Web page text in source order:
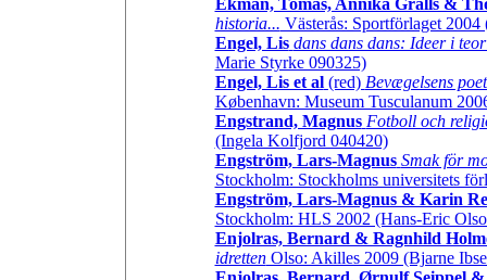
Ekman, Tomas, Annika Grälls &
historia... Västerås: Sportförlaget
Engel, Lis dans dans dans: Ideer i
Marie Styrke 090325)
Engel, Lis et al(red) Bevægelsens
København: Museum Tusculanum
Engstrand, Magnus Fotboll och
(Ingela Kolfjord 040420)
Engström, Lars-Magnus Smak för
Stockholm: Stockholms universitets
Engström, Lars-Magnus & Karin
Stockholm: HLS 2002 (Hans-Eric
Enjolras, Bernard & Ragnhild
idrettenOlso: Akilles 2009 (Bjarne